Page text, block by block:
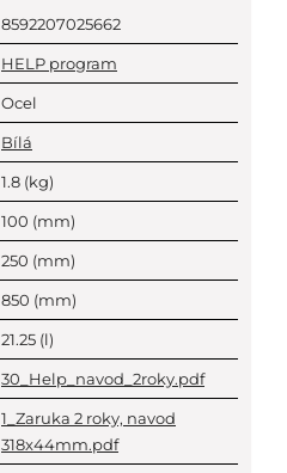
8592207025662
HELP program
Ocel
Bílá
1.8 (kg)
100 (mm)
250 (mm)
850 (mm)
21.25 (l)
30_Help_navod_2roky.pdf
1_Zaruka 2 roky, navod
318x44mm.pdf